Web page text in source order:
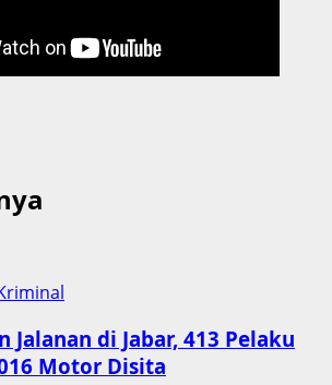
Jalanan di Jabar, 413 Pelaku
Motor Disita